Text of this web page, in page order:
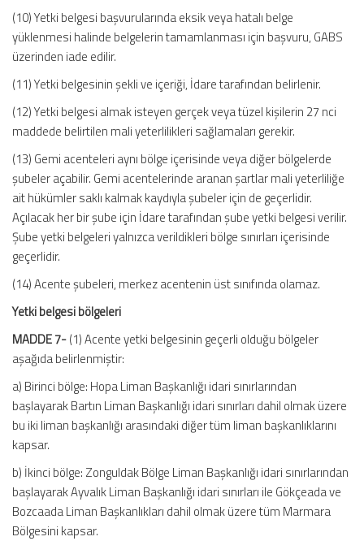
(10) Yetki belgesi başvurularında eksik veya hatalı belge
yüklenmesi halinde belgelerin tamamlanması için başvuru, GABS
üzerinden iade edilir.
(11) Yetki belgesinin şekli ve içeriği, İdare tarafından belirlenir.
(12) Yetki belgesi almak isteyen gerçek veya tüzel kişilerin 27 nci
maddede belirtilen mali yeterlilikleri sağlamaları gerekir.
(13) Gemi acenteleri aynı bölge içerisinde veya diğer bölgelerde
şubeler açabilir. Gemi acentelerinde aranan şartlar mali yeterliliğe
ait hükümler saklı kalmak kaydıyla şubeler için de geçerlidir.
Açılacak her bir şube için İdare tarafından şube yetki belgesi verilir.
Şube yetki belgeleri yalnızca verildikleri bölge sınırları içerisinde
geçerlidir.
(14) Acente şubeleri, merkez acentenin üst sınıfında olamaz.
Yetki belgesi bölgeleri
MADDE 7-(1) Acente yetki belgesinin geçerli olduğu bölgeler
aşağıda belirlenmiştir:
a) Birinci bölge: Hopa Liman Başkanlığı idari sınırlarından
başlayarak Bartın Liman Başkanlığı idari sınırları dahil olmak üzere
bu iki liman başkanlığı arasındaki diğer tüm liman başkanlıklarını
kapsar.
b) İkinci bölge: Zonguldak Bölge Liman Başkanlığı idari sınırlarından
başlayarak Ayvalık Liman Başkanlığı idari sınırları ile Gökçeada ve
Bozcaada Liman Başkanlıkları dahil olmak üzere tüm Marmara
Bölgesini kapsar.